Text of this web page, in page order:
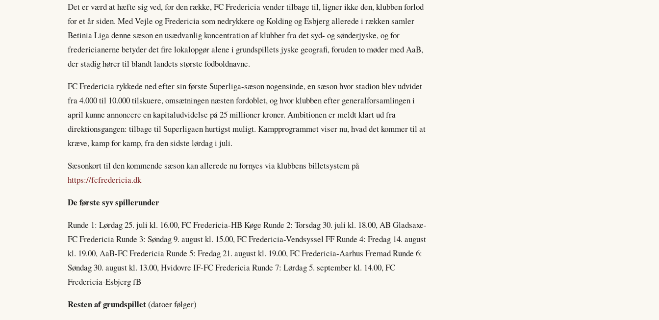
Det er værd at hæfte sig ved, for den række, FC Fredericia vender tilbage til, ligner ikke den, klubben forlod
for et år siden. Med Vejle og Fredericia som nedrykkere og Kolding og Esbjerg allerede i rækken samler
Betinia Liga denne sæson en usædvanlig koncentration af klubber fra det syd- og sønderjyske, og for
fredericianerne betyder det fire lokalopgør alene i grundspillets jyske geografi, foruden to møder med AaB,
der stadig hører til blandt landets største fodboldnavne.
FC Fredericia rykkede ned efter sin første Superliga-sæson nogensinde, en sæson hvor stadion blev udvidet
fra 4.000 til 10.000 tilskuere, omsætningen næsten fordoblet, og hvor klubben efter generalforsamlingen i
april kunne annoncere en kapitaludvidelse på 25 millioner kroner. Ambitionen er meldt klart ud fra
direktionsgangen: tilbage til Superligaen hurtigst muligt. Kampprogrammet viser nu, hvad det kommer til at
kræve, kamp for kamp, fra den sidste lørdag i juli.
Sæsonkort til den kommende sæson kan allerede nu fornyes via klubbens billetsystem på
https://fcfredericia.dk
De første syv spillerunder
Runde 1: Lørdag 25. juli kl. 16.00, FC Fredericia-HB Køge Runde 2: Torsdag 30. juli kl. 18.00, AB Gladsaxe-
FC Fredericia Runde 3: Søndag 9. august kl. 15.00, FC Fredericia-Vendsyssel FF Runde 4: Fredag 14. august
kl. 19.00, AaB-FC Fredericia Runde 5: Fredag 21. august kl. 19.00, FC Fredericia-Aarhus Fremad Runde 6:
Søndag 30. august kl. 13.00, Hvidovre IF-FC Fredericia Runde 7: Lørdag 5. september kl. 14.00, FC
Fredericia-Esbjerg fB
Resten af grundspillet(datoer følger)